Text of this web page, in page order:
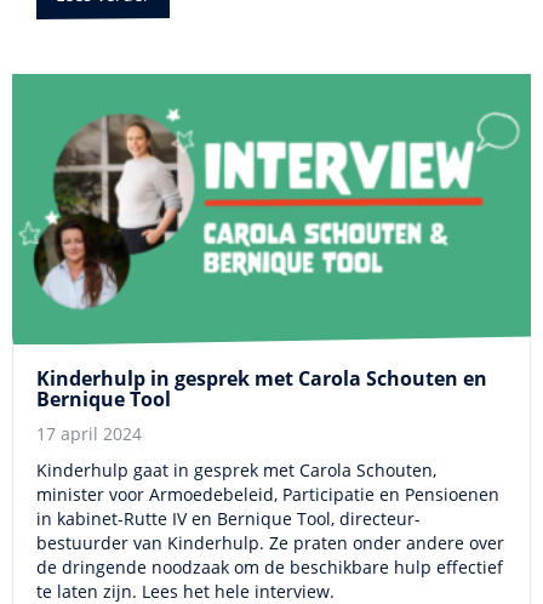
Kinderhulp in gesprek met Carola Schouten en
Bernique Tool
17 april 2024
Kinderhulp gaat in gesprek met Carola Schouten,
minister voor Armoedebeleid, Participatie en Pensioenen
in kabinet-Rutte IV en Bernique Tool, directeur-
bestuurder van Kinderhulp. Ze praten onder andere over
de dringende noodzaak om de beschikbare hulp effectief
te laten zijn. Lees het hele interview.